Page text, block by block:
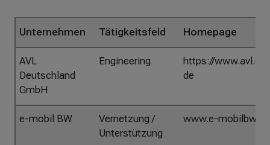
Unternehmen Tätigkeitsfeld Homepage
AVL
Deutschland
GmbH
Engineering
https://
de
e-mobil BW
Vernetzung /
Unterstützung
www.e-mobilbw.de